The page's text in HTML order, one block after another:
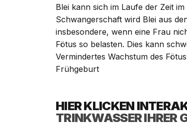
Blei kann sich im Laufe der Zeit
Schwangerschaft wird Blei aus
insbesondere, wenn eine Frau
Fötus so belasten. Dies kann
Vermindertes Wachstum des Fötus
Frühgeburt
HIER KLICKEN
TRINKWASSER IHRER